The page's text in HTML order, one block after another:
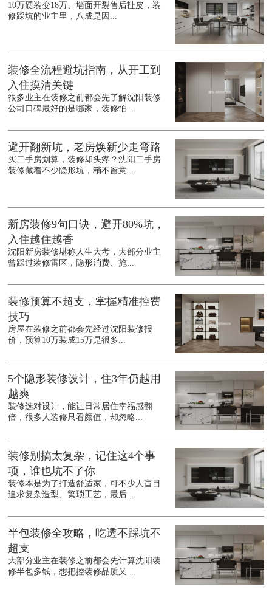
10万硬装变18万、墙面开裂售后扯皮，装
修踩坑的业主里，八成是因...
装修全流程避坑指南，从开工到
入住摸清关键
很多业主在装修之前都会先了解沈阳装修
公司口碑最好的是哪家，装修怕...
避开翻新坑，老房焕新少走弯路
买二手房划算，装修却头疼？沈阳二手房
装修藏着不少隐形坑，稍不留意...
新房装修9句口诀，避开80%坑，
入住越住越香
沈阳新房装修堪称人生大考，大部分业主
曾踩过装修雷区，隐形消费、施...
装修预算不超支，掌握精准控费
技巧
房屋在装修之前都会先经过沈阳装修报
价，预算10万装成15万是很多...
5个隐形装修设计，住3年仍越用
越爽
装修选对设计，能让日常居住幸福感翻
倍，很多人装修只看颜值，却忽略...
装修别搞太复杂，记住这4个事
项，谁也坑不了你
装修本是为了打造舒适家，可不少人盲目
追求复杂造型、繁琐工艺，最后...
半包装修全攻略，吃透不踩坑不
超支
大部分业主在装修之前都会先计算沈阳装
修半包多钱，想把控装修品质又...